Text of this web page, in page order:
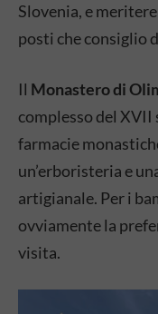
Slovenia, e
posti che consiglio
Il Monastero di
complesso del XVII
farmacie
un’erboristeria e
artigianale. Per i
ovviamente la
visita.